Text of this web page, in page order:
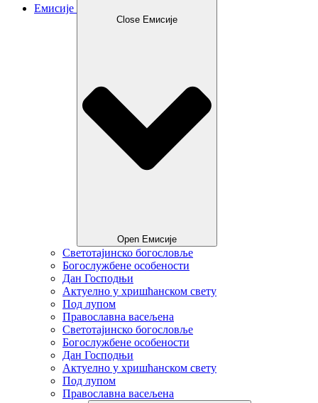
Емисије
Close Емисије
Open Емисије
Светотајинско богословље
Богослужбене особености
Дан Господњи
Актуелно у хришћанском свету
Под лупом
Православна васељена
Светотајинско богословље
Богослужбене особености
Дан Господњи
Актуелно у хришћанском свету
Под лупом
Православна васељена